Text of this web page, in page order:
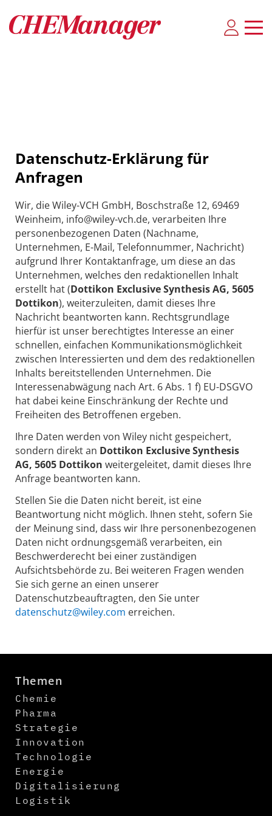
Datenschutz-Erklärung für
Anfragen
Wir, die Wiley-VCH GmbH, Boschstraße 12, 69469
Weinheim, info@wiley-vch.de, verarbeiten Ihre
personenbezogenen Daten (Nachname,
Unternehmen, E-Mail, Telefonnummer, Nachricht)
aufgrund Ihrer Kontaktanfrage, um diese an das
Unternehmen, welches den redaktionellen Inhalt
erstellt hat (Dottikon Exclusive Synthesis AG, 5605
Dottikon), weiterzuleiten, damit dieses Ihre
Nachricht beantworten kann. Rechtsgrundlage
hierfür ist unser berechtigtes Interesse an einer
schnellen, einfachen Kommunikationsmöglichkeit
zwischen Interessierten und dem des redaktionellen
Inhalts bereitstellenden Unternehmen. Die
Interessenabwägung nach Art. 6 Abs. 1 f) EU-DSGVO
hat dabei keine Einschränkung der Rechte und
Freiheiten des Betroffenen ergeben.
Ihre Daten werden von Wiley nicht gespeichert,
sondern direkt an Dottikon Exclusive Synthesis
AG, 5605 Dottikon weitergeleitet, damit dieses Ihre
Anfrage beantworten kann.
Stellen Sie die Daten nicht bereit, ist eine
Beantwortung nicht möglich. Ihnen steht, sofern Sie
der Meinung sind, dass wir Ihre personenbezogenen
Daten nicht ordnungsgemäß verarbeiten, ein
Beschwerderecht bei einer zuständigen
Aufsichtsbehörde zu. Bei weiteren Fragen wenden
Sie sich gerne an einen unserer
Datenschutzbeauftragten, den Sie unter
datenschutz@wiley.com erreichen.
Themen
Chemie
Pharma
Strategie
Innovation
Technologie
Energie
Digitalisierung
Logistik